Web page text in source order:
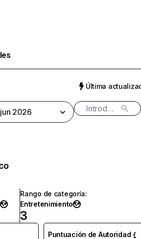
Última
jun 2026
Rango de categoría:
Entretenimiento
3
Puntuación de Autoridad